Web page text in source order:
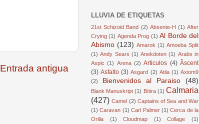
Entrada antigua
LLUVIA DE ETIQUETAS
21st Schizoid Band (2) Absente-H (1) After
Crying (1) Agenda Prog (1) Al Borde del
Abismo (123) Amarok (1) Amoeba Split
(1) Andy Sears (1) Anekdoten (1) Arabs in
Aspic (1) Arena (2) Articulos (4) Âscent
(3) Asfalto (3) Asgard (2) Atila (1) Axiom9
(2)
Bienvenidos al Paraiso (48)
Blank Manuskript (1) Böira (1) Calmaria
(427) Camel (2) Captains of Sea and War
(1) Caravan (1) Carl Palmer (1) Cerca de la
Orilla
(1) Cloudmap (1) Collage
(1)